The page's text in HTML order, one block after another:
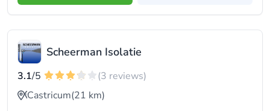
Scheerman Isolatie
3.1/5
(3 reviews)
Castricum(21 km)